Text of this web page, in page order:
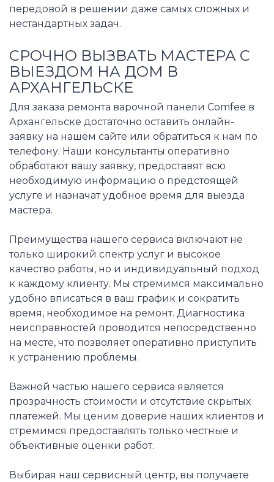
передовой в решении даже самых сложных и
нестандартных задач.
СРОЧНО ВЫЗВАТЬ МАСТЕРА С
ВЫЕЗДОМ НА ДОМ В
АРХАНГЕЛЬСКЕ
Для заказа ремонта варочной панели Comfee в
Архангельске достаточно оставить онлайн-
заявку на нашем сайте или обратиться к нам по
телефону. Наши консультанты оперативно
обработают вашу заявку, предоставят всю
необходимую информацию о предстоящей
услуге и назначат удобное время для выезда
мастера.
Преимущества нашего сервиса включают не
только широкий спектр услуг и высокое
качество работы, но и индивидуальный подход
к каждому клиенту. Мы стремимся максимально
удобно вписаться в ваш график и сократить
время, необходимое на ремонт. Диагностика
неисправностей проводится непосредственно
на месте, что позволяет оперативно приступить
к устранению проблемы.
Важной частью нашего сервиса является
прозрачность стоимости и отсутствие скрытых
платежей. Мы ценим доверие наших клиентов и
стремимся предоставлять только честные и
объективные оценки работ.
Выбирая наш сервисный центр, вы получаете